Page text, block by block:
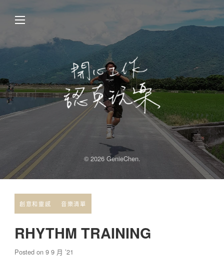
© 2026 GenieChen.
創意和靈感 音樂清單
RHYTHM TRAINING
Posted on9 9 月 ’21